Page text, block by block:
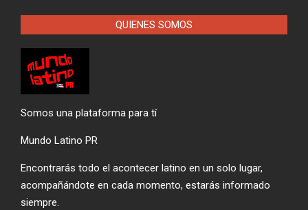
QUIENES SOMOS
Somos una plataforma para tí
Mundo Latino PR
Encontrarás todo el acontecer latino en un solo lugar,
acompañándote en cada momento, estarás informado
siempre.